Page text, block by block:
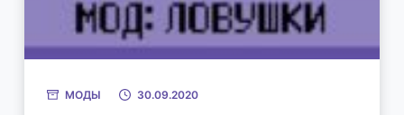
МОДЫ 30.09.2020